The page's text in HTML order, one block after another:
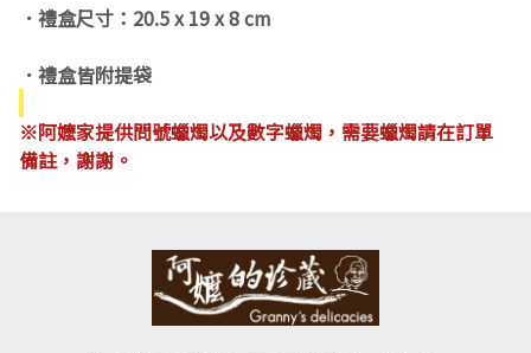
．禮盒尺寸：20.5 x 19 x 8 cm
．禮盒皆附提袋
※阿嬤家提供問號蠟燭以及數字蠟燭，需要蠟燭請在訂單
備註，謝謝。